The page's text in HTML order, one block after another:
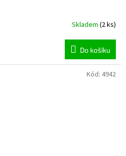
Skladem (2 ks)
Do košíku
Kód: 4942